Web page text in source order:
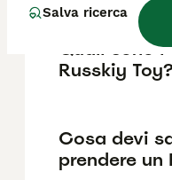
Salva ricerca
Quali sono
Russkiy Toy?
Cosa devi
prendere un